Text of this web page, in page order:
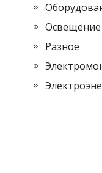
Освещение
Разное